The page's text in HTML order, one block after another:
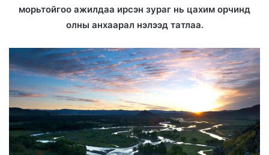
морьтойгоо ажилдаа ирсэн зураг нь цахим орчинд
олны анхаарал нэлээд татлаа.